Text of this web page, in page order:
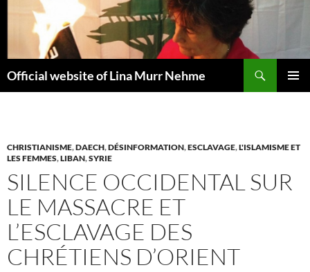
contenu
Official website of Lina Murr Nehme
CHRISTIANISME,DAECH,DÉSINFORMATION,ESCLAVAGE,L'ISLAMISME ET
LES FEMMES,LIBAN,SYRIE
SILENCE OCCIDENTAL SUR
LE MASSACRE ET
L’ESCLAVAGE DES
CHRÉTIENS D’ORIENT